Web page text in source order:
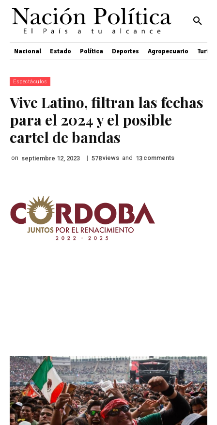
Nacional Estado Política Deportes Agropecuario
Espectáculos
Vive Latino, filtran las fechas
para el 2024 y el posible
cartel de bandas
on septiembre 12, 2023 | 578views and 13 comments